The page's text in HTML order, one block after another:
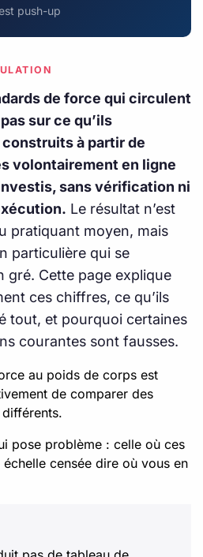
push-up
de force qui circulent
sur ce qu’ils
à partir de
volontairement en ligne
sans vérification ni
Le résultat n’est
pratiquant moyen, mais
particulière qui se
gré. Cette page explique
ces chiffres, ce qu’ils
tout, et pourquoi certaines
courantes sont fausses.
au poids de corps est
de comparer des
pose problème : celle où ces
censée dire où vous en